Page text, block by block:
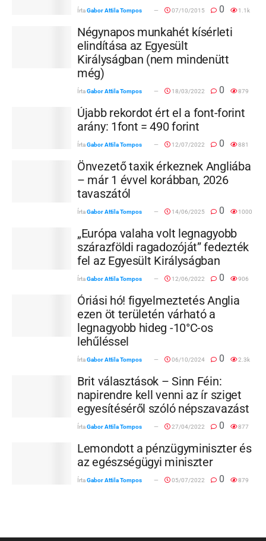
ÍrtaGabor Attila Tompos 07/10/2015 0 1.1k
Négynapos munkahét kísérleti
elindítása az Egyesült
Királyságban (nem mindenütt
még)
ÍrtaGabor Attila Tompos 18/03/2022 0 879
Újabb rekordot ért el a font-forint
arány: 1font = 490 forint
ÍrtaGabor Attila Tompos 12/07/2022 0 881
Önvezető taxik érkeznek Angliába
– már 1 évvel korábban, 2026
tavaszától
ÍrtaGabor Attila Tompos 14/06/2025 0 1000
„Európa valaha volt legnagyobb
szárazföldi ragadozóját” fedezték
fel az Egyesült Királyságban
ÍrtaGabor Attila Tompos 12/06/2022 0 906
Óriási hó! figyelmeztetés Anglia
ezen öt területén várható a
legnagyobb hideg -10°C-os
lehűléssel
ÍrtaGabor Attila Tompos 06/10/2024 0 2.3k
Brit választások – Sinn Féin:
napirendre kell venni az ír sziget
egyesítéséről szóló népszavazást
ÍrtaGabor Attila Tompos 27/04/2022 0 877
Lemondott a pénzügyminiszter és
az egészségügyi miniszter
ÍrtaGabor Attila Tompos 05/07/2022 0 879